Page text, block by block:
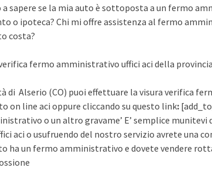
a sapere se la mia auto è sottoposta a un fermo
o ipoteca? Chi mi offre assistenza al fermo
costa?
fermo amministrativo uffici aci della
di Alserio (CO) puoi effettuare la visura verifica
on line aci oppure cliccando su questo link:
o un altro gravame’ E’ semplice munitevi
aci o usufruendo del nostro servizio avrete una
ha un fermo amministrativo e dovete vendere